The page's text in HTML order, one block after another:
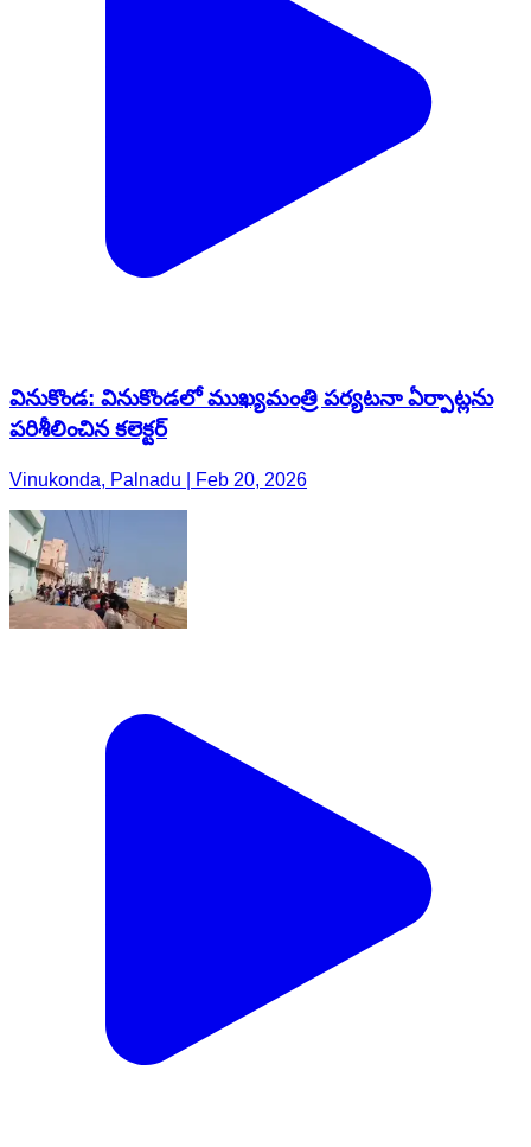
వినుకొండ: వినుకొండలో ముఖ్యమంత్రి పర్యటనా ఏర్పాట్లను
పరిశీలించిన కలెక్టర్
Vinukonda, Palnadu | Feb 20, 2026